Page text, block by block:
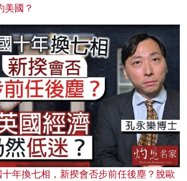
美國？
年換七相，新揆會否步前任後塵？脫歐